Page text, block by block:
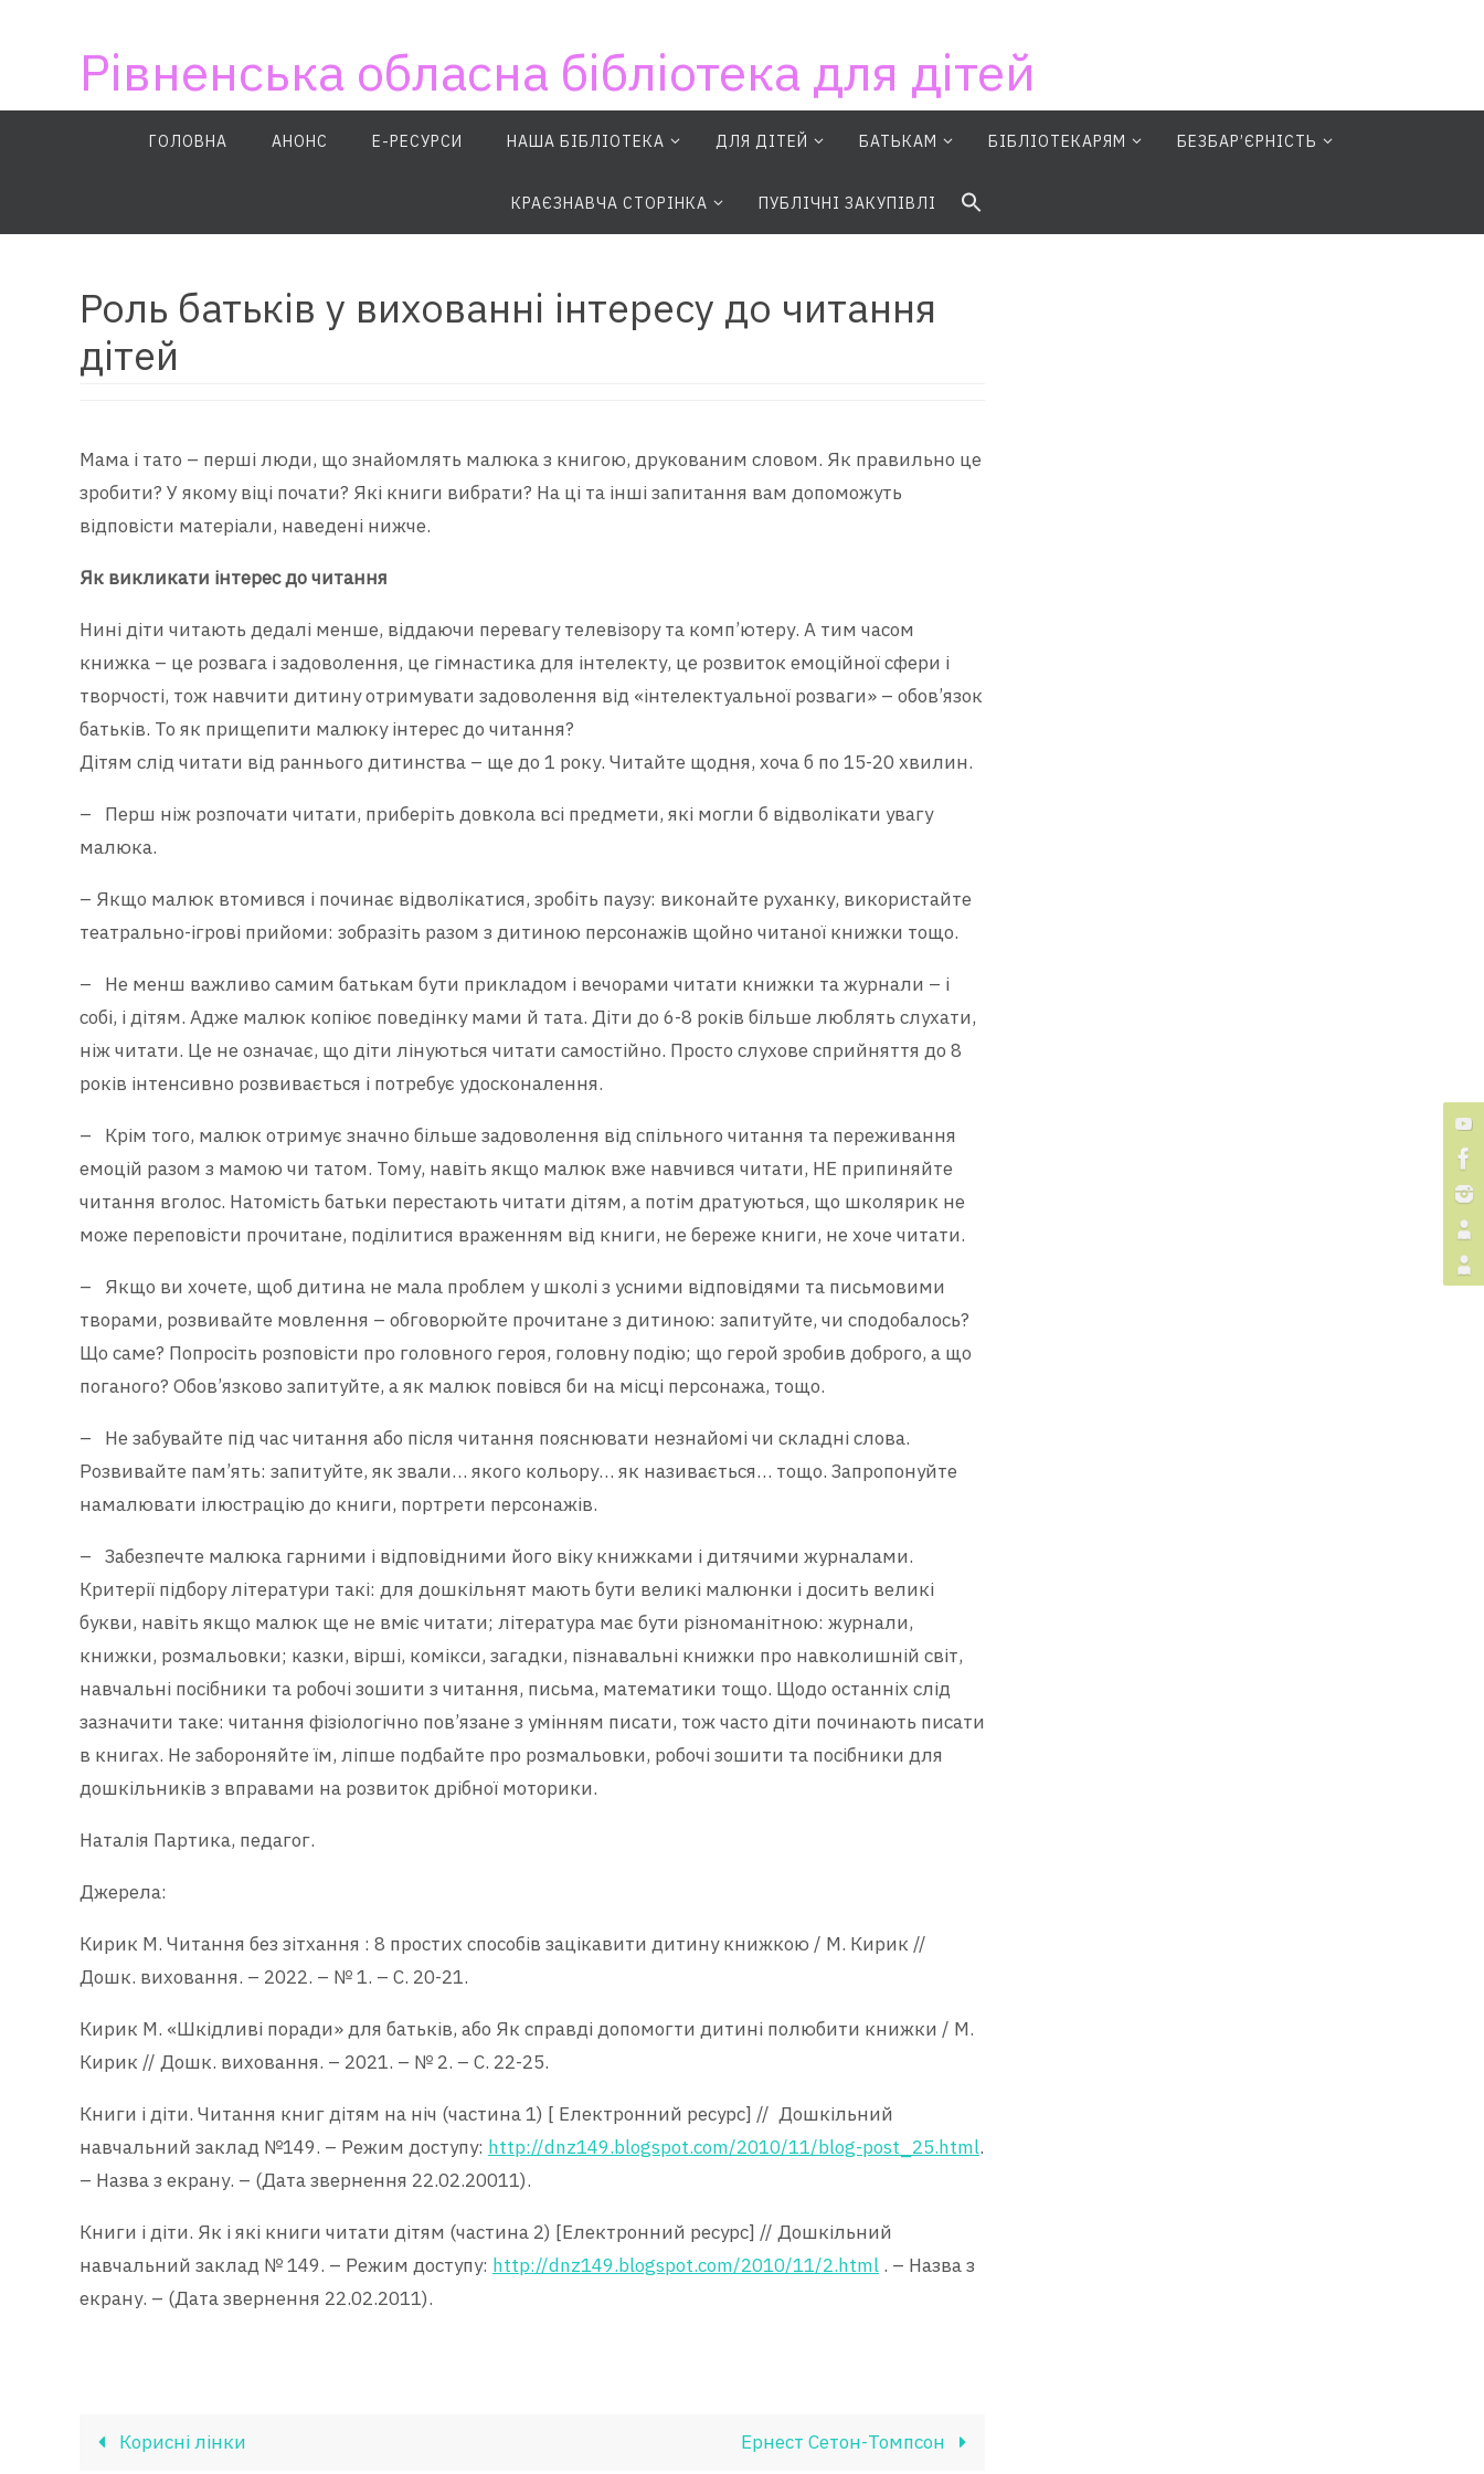
Рівненська обласна бібліотека для дітей
ГОЛОВНА АНОНС E-РЕСУРСИ НАША БІБЛІОТЕКА ДЛЯ ДІТЕЙ БАТЬКАМ БІБЛІОТЕКАРЯМ БЕЗБАР’ЄРНІСТЬ
КРАЄЗНАВЧА СТОРІНКА ПУБЛІЧНІ ЗАКУПІВЛІ
Роль батьків у вихованні інтересу до читання
дітей
Мама і тато – перші люди, що знайомлять малюка з книгою, друкованим словом. Як правильно це
зробити? У якому віці почати? Які книги вибрати? На ці та інші запитання вам допоможуть
відповісти матеріали, наведені нижче.
Як викликати інтерес до читання
Нині діти читають дедалі менше, віддаючи перевагу телевізору та комп’ютеру. А тим часом
книжка – це розвага і задоволення, це гімнастика для інтелекту, це розвиток емоційної сфери і
творчості, тож навчити дитину отримувати задоволення від «інтелектуальної розваги» – обов’язок
батьків. То як прищепити малюку інтерес до читання?
Дітям слід читати від раннього дитинства – ще до 1 року. Читайте щодня, хоча б по 15-20 хвилин.
– Перш ніж розпочати читати, приберіть довкола всі предмети, які могли б відволікати увагу
малюка.
– Якщо малюк втомився і починає відволікатися, зробіть паузу: виконайте руханку, використайте
театрально-ігрові прийоми: зобразіть разом з дитиною персонажів щойно читаної книжки тощо.
– Не менш важливо самим батькам бути прикладом і вечорами читати книжки та журнали – і
собі, і дітям. Адже малюк копіює поведінку мами й тата. Діти до 6-8 років більше люблять слухати,
ніж читати. Це не означає, що діти лінуються читати самостійно. Просто слухове сприйняття до 8
років інтенсивно розвивається і потребує удосконалення.
– Крім того, малюк отримує значно більше задоволення від спільного читання та переживання
емоцій разом з мамою чи татом. Тому, навіть якщо малюк вже навчився читати, НЕ припиняйте
читання вголос. Натомість батьки перестають читати дітям, а потім дратуються, що школярик не
може переповісти прочитане, поділитися враженням від книги, не береже книги, не хоче читати.
– Якщо ви хочете, щоб дитина не мала проблем у школі з усними відповідями та письмовими
творами, розвивайте мовлення – обговорюйте прочитане з дитиною: запитуйте, чи сподобалось?
Що саме? Попросіть розповісти про головного героя, головну подію; що герой зробив доброго, а що
поганого? Обов’язково запитуйте, а як малюк повівся би на місці персонажа, тощо.
– Не забувайте під час читання або після читання пояснювати незнайомі чи складні слова.
Розвивайте пам’ять: запитуйте, як звали… якого кольору… як називається… тощо. Запропонуйте
намалювати ілюстрацію до книги, портрети персонажів.
– Забезпечте малюка гарними і відповідними його віку книжками і дитячими журналами.
Критерії підбору літератури такі: для дошкільнят мають бути великі малюнки і досить великі
букви, навіть якщо малюк ще не вміє читати; література має бути різноманітною: журнали,
книжки, розмальовки; казки, вірші, комікси, загадки, пізнавальні книжки про навколишній світ,
навчальні посібники та робочі зошити з читання, письма, математики тощо. Щодо останніх слід
зазначити таке: читання фізіологічно пов’язане з умінням писати, тож часто діти починають писати
в книгах. Не забороняйте їм, ліпше подбайте про розмальовки, робочі зошити та посібники для
дошкільників з вправами на розвиток дрібної моторики.
Наталія Партика, педагог.
Джерела:
Кирик М. Читання без зітхання : 8 простих способів зацікавити дитину книжкою / М. Кирик //
Дошк. виховання. – 2022. – № 1. – С. 20-21.
Кирик М. «Шкідливі поради» для батьків, або Як справді допомогти дитині полюбити книжки / М.
Кирик // Дошк. виховання. – 2021. – № 2. – С. 22-25.
Книги і діти. Читання книг дітям на ніч (частина 1) [ Електронний ресурс] // Дошкільний
навчальний заклад №149. – Режим доступу: http://dnz149.blogspot.com/2010/11/blog-post_25.html.
– Назва з екрану. – (Дата звернення 22.02.20011).
Книги і діти. Як і які книги читати дітям (частина 2) [Електронний ресурс] // Дошкільний
навчальний заклад № 149. – Режим доступу: http://dnz149.blogspot.com/2010/11/2.html . – Назва з
екрану. – (Дата звернення 22.02.2011).
Корисні лінки Ернест Сетон-Томпсон